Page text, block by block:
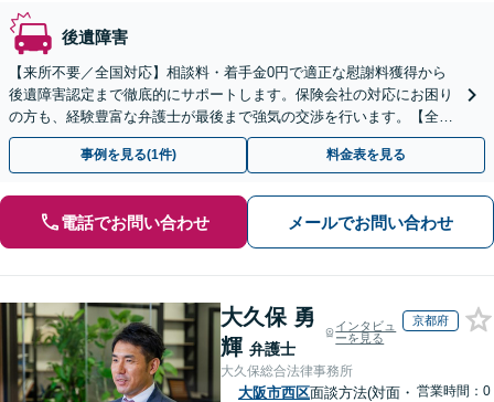
後遺障害
【来所不要／全国対応】相談料・着手金0円で適正な慰謝料獲得から
後遺障害認定まで徹底的にサポートします。保険会社の対応にお困り
の方も、経験豊富な弁護士が最後まで強気の交渉を行います。【全国
13拠点】お気軽にご相談ください。
事例を見る(1件) 料金表を見る
電話でお問い合わせ メールでお問い合わせ
大久保 勇
輝 弁護士
インタビュ
ーを見る
京都府
大久保総合法律事務所
大阪市西区面談方法(対面・ 営業時間：0